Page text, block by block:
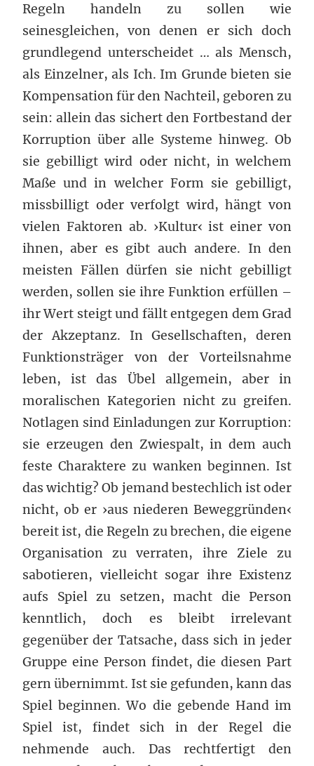
Regeln handeln zu sollen wie
seinesgleichen, von denen er sich doch
grundlegend unterscheidet … als Mensch,
als Einzelner, als Ich. Im Grunde bieten sie
Kompensation für den Nachteil, geboren zu
sein: allein das sichert den Fortbestand der
Korruption über alle Systeme hinweg. Ob
sie gebilligt wird oder nicht, in welchem
Maße und in welcher Form sie gebilligt,
missbilligt oder verfolgt wird, hängt von
vielen Faktoren ab. ›Kultur‹ ist einer von
ihnen, aber es gibt auch andere. In den
meisten Fällen dürfen sie nicht gebilligt
werden, sollen sie ihre Funktion erfüllen –
ihr Wert steigt und fällt entgegen dem Grad
der Akzeptanz. In Gesellschaften, deren
Funktionsträger von der Vorteilsnahme
leben, ist das Übel allgemein, aber in
moralischen Kategorien nicht zu greifen.
Notlagen sind Einladungen zur Korruption:
sie erzeugen den Zwiespalt, in dem auch
feste Charaktere zu wanken beginnen. Ist
das wichtig? Ob jemand bestechlich ist oder
nicht, ob er ›aus niederen Beweggründen‹
bereit ist, die Regeln zu brechen, die eigene
Organisation zu verraten, ihre Ziele zu
sabotieren, vielleicht sogar ihre Existenz
aufs Spiel zu setzen, macht die Person
kenntlich, doch es bleibt irrelevant
gegenüber der Tatsache, dass sich in jeder
Gruppe eine Person findet, die diesen Part
gern übernimmt. Ist sie gefunden, kann das
Spiel beginnen. Wo die gebende Hand im
Spiel ist, findet sich in der Regel die
nehmende auch. Das rechtfertigt den